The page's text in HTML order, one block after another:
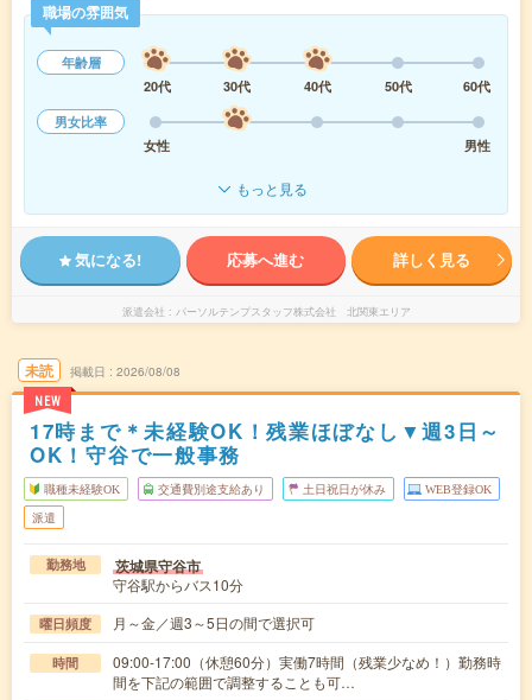
職場の雰囲気
年齢層
20代
30代 40代 50代
60代
男女比率
女性
男性
もっと見る
気になる! 応募へ進む 詳しく見る
派遣会社 パーソルテンプスタッフ株式会社 北関東エリア
未読
NEW
掲載日 2026/08/08
17時まで＊未経験OK！残業ほぼなし▼週3日～
OK！守谷で一般事務
職種未経験OK 交通費別途支給あり 土日祝日が休み WEB登録OK
派遣
勤務地 茨城県守谷市
守谷駅からバス10分
曜日頻度 月～金／週3～5日の間で選択可
時間
09:00-17:00（休憩60分）実働7時間（残業少なめ！）勤務時
間を下記の範囲で調整することも可…